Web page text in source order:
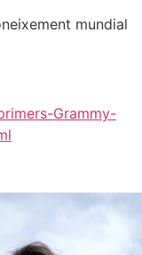
mundial
Grammy-